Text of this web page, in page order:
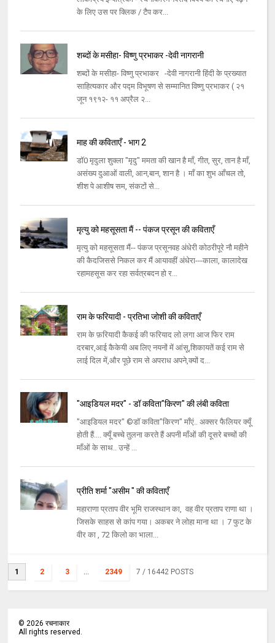
के लिए उस पर क्लिक / टैप कर...
शब्दों के मसीहा- विष्णु प्रभाकर -देवी नागरानी
शब्दों के मसीहा- विष्णु प्रभाकर -देवी नागरानी हिंदी के प्रख्यात
साहित्यकार और पद्म विभूषण से सम्मानित विष्णु प्रभाकर ( २१
जून १९१२- ११ अप्रैल २...
माह की कविताएँ - भाग 2
डॉ0 मृदुला शुक्ला "मृदु" ममता की खान है माँ, गीत, सुर, तान है माँ,
असंख्य दुआओं वाली, आन,बान, शान है । माँ का शुभ आँचल तो,
शीश पे आशीष सम, संकटों से...
मृत्यु को महसूसता मैं -- पंकज प्रसून की कविताएँ
मृत्यु को महसूसता मैं-- पंकज प्रसूनवह अंधेरी कोठरीपूरे नौ महीने
की कैदजिससे निकल कर मैं आयावहीं अंधेरा---काला, कालादेख
रहामहसूस कर रहा सर्वत्रबदन हो र...
राम के फरियादी - प्रतिभा जोशी की कविताएँ
राम के फ़रियादी कैकई की फरियाद लो लगा आज फिर राम
दरबार,आई कैकेयी अब लिए नयनों में आंसू,शिकायतें कई राम से
लाई दिल में,और पूछे राम से अपराध अपने,क्यों द...
"आइडियल मदर" - डॉ कविता"किरण" की लंबी कविता
"आइडियल मदर" ©डॉ कविता"किरण" माँएं.. अक्सर फैलियर क्यूँ
होती हैं.... क्यूँ बच्चे तुलना करते हैं अपनी माँओं की दूसरे बच्चों की
माँओं के साथ.. उन्हें ...
प्रीति शर्मा "असीम " की कविताएँ
महाराणा प्रताप वीर भूमि राजस्थान का, वह वीर प्रताप राणा था ।
जिसके साहस से कांप गया। अकबर ने लोहा माना था । 7 फुट के
वीर का , 72 किलो का भाला...
1 2 3 ... 2349 7 / 16442 POSTS
©2026 रचनाकार
All rights reserved.